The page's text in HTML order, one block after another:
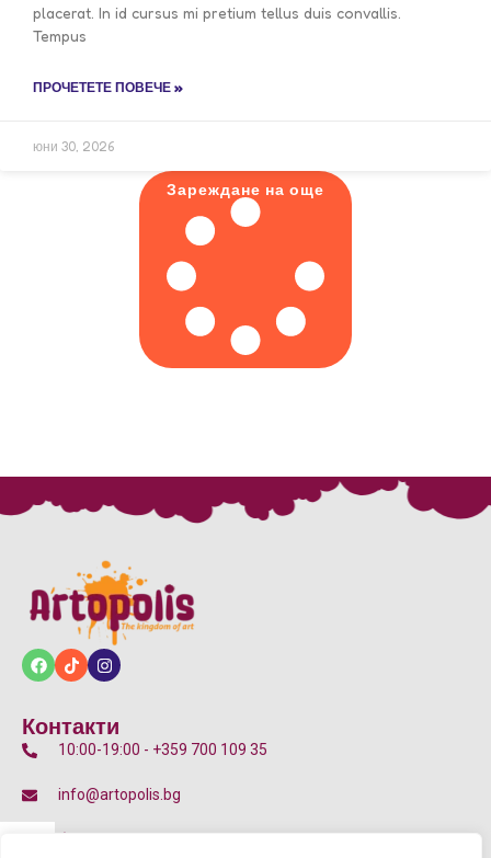
placerat. In id cursus mi pretium tellus duis convallis.
Tempus
ПРОЧЕТЕТЕ ПОВЕЧЕ »
юни 30, 2026
Зареждане на още
Контакти
10:00-19:00 - +359 700 109 35
info@artopolis.bg